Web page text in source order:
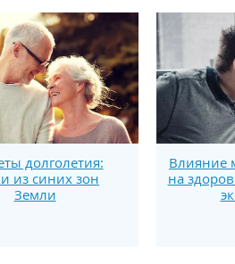
долголетия:
из синих зон
Земли
Влияние
на